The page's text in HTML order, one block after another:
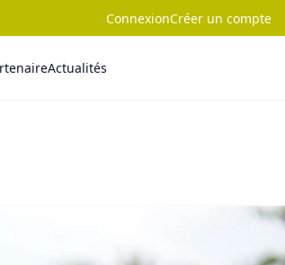
ConnexionCréer un compte
Actualités